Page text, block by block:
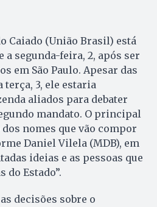
Caiado (União Brasil) está
a segunda-feira, 2, após ser
em São Paulo. Apesar das
terça, 3, ele estaria
aliados para debater
mandato. O principal
nomes que vão compor
Daniel Vilela (MDB), em
ideias e as pessoas que
do Estado”.
decisões sobre o